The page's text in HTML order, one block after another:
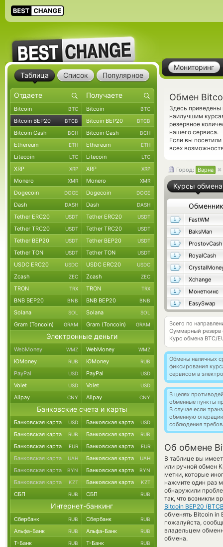
Мониторинг
Обмен
Здесь
наилучшим
резервное
нашего сервиса.
Если вы
всех
Город: Варна
Курсы обмена
Обменник
FastWM
BaksMan
ProstovCash
RoyalCash
Xchange
Монеткинс
EasySwap
Всего по
Суммарный резерв
Курс обмена BTC/
Обмены наличных
фиксирования
сервисом в
В целях
обменные пункты
В случае если
обменную
соблюдения
Об обмене
В таблице вы
или ручной обмен
метки, которые
нажмите один раз
обнаружили
так, что возникли
Bitcoin BEP20
обменять Bitcoin in
пожалуйста,
владельцем
обмена.
Таблица Список Популярное
Bitcoin BTC Bitcoin BTC
Bitcoin BEP20 BTCB Bitcoin BEP20 BTCB
Bitcoin Cash BCH Bitcoin Cash BCH
Ethereum ETH Ethereum ETH
Litecoin LTC Litecoin LTC
XRP XRP XRP XRP
Monero XMR Monero XMR
Dogecoin DOGE Dogecoin DOGE
Dash DASH Dash DASH
Tether ERC20 USDT Tether ERC20 USDT
Tether TRC20 USDT Tether TRC20 USDT
Tether BEP20 USDT Tether BEP20 USDT
Tether TON USDT Tether TON USDT
USDC ERC20 USDC USDC ERC20 USDC
Zcash ZEC Zcash ZEC
TRON TRX TRON TRX
BNB BEP20 BNB BNB BEP20 BNB
Solana SOL Solana SOL
Gram (Toncoin) GRAM Gram (Toncoin) GRAM
Электронные деньги
WebMoney WMZ WebMoney WMZ
ЮMoney RUB ЮMoney RUB
PayPal USD PayPal USD
Volet USD Volet USD
Alipay CNY Alipay CNY
Банковские счета и карты
Банковская карта USD Банковская карта USD
Банковская карта RUB Банковская карта RUB
Банковская карта EUR Банковская карта EUR
Банковская карта UAH Банковская карта UAH
Банковская карта BYN Банковская карта BYN
Банковская карта KZT Банковская карта KZT
СБП RUB СБП RUB
Интернет-банкинг
Сбербанк RUB Сбербанк RUB
Альфа-Банк RUB Альфа-Банк RUB
Т-Банк RUB Т-Банк RUB